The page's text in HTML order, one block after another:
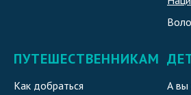
ПУТЕШЕСТВЕННИКАМ
Как добраться
А вы